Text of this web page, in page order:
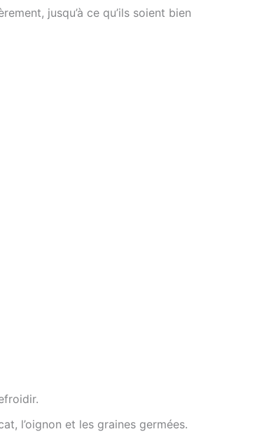
jusqu’à ce qu’ils soient bien
l’oignon et les graines germées.